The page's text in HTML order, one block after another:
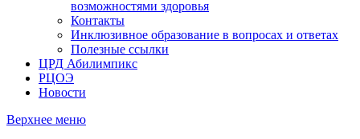
возможностями здоровья
Контакты
Инклюзивное образование в вопросах и ответах
Полезные ссылки
ЦРД Абилимпикс
РЦОЭ
Новости
Верхнее меню